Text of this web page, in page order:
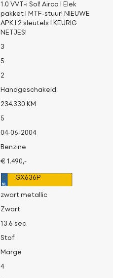
1.0 VVT-i Sol! Airco l Elek
pakket l MTF-stuur! NIEUWE
APK l 2 sleutels l KEURIG
NETJES!
3
5
2
Handgeschakeld
234.330 KM
5
04-06-2004
Benzine
€ 1.490,-
GX636P
zwart metallic
Zwart
13.6 sec.
Stof
Marge
4